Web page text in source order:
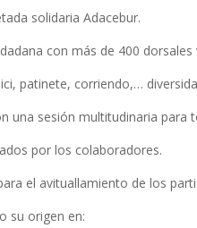
solidaria Adacebur.
con más de 400 dorsales
patinete, corriendo,…
una sesión multitudinaria
por los colaboradores.
el avituallamiento de los
su origen en: